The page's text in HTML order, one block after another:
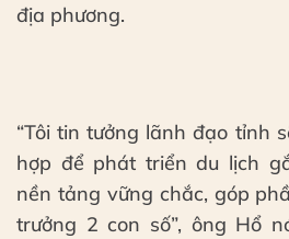
địa phương.
“Tôi tin tưởng lãnh đạo tỉnh
hợp để phát triển du lịch
nền tảng vững chắc, góp
trưởng 2 con số”, ông Hổ